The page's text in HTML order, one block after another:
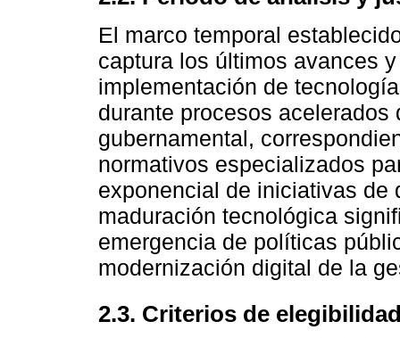
El marco temporal
captura los últimos avances
implementación de
durante procesos
gubernamental,
normativos especializados
exponencial de iniciativas de
maduración tecnológica
emergencia de políticas
modernización digital de la
2.3. Criterios de